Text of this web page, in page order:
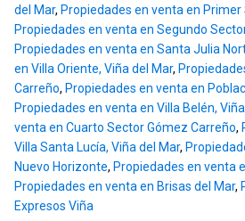
del Mar, Propiedades en venta en
Propiedades en venta en Segundo
Propiedades en venta en Santa Julia
en Villa Oriente, Viña del Mar,
Carreño, Propiedades en venta en
Propiedades en venta en Villa Belén,
venta en Cuarto Sector Gómez Carreño,
Villa Santa Lucía, Viña del Mar,
Nuevo Horizonte, Propiedades en venta
Propiedades en venta en Brisas del Mar,
Expresos Viña